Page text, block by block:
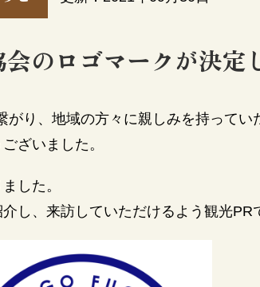
のロゴマークが決定
り、地域の方々に親しみを持って
ざいました。
した。
し、来訪していただけるよう観光PR